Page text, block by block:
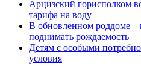
Арцизский горисполком
тарифа на воду
В обновленном роддоме –
поднимать рождаемость
Детям с особыми
условия